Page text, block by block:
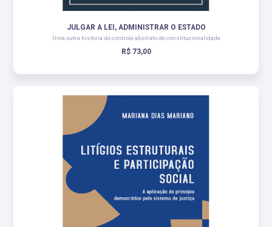
JULGAR A LEI, ADMINISTRAR O ESTADO
Uma outra história do controle abstrato de constitucionalidade
R$ 73,00